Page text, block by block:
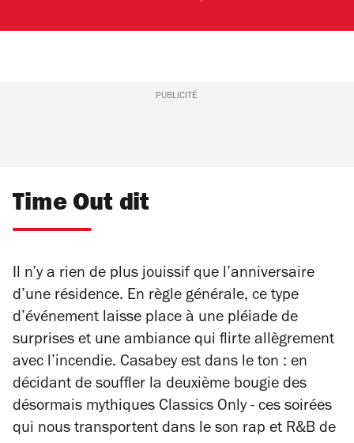
PUBLICITÉ
Time Out dit
Il n’y a rien de plus jouissif que l’anniversaire
d’une résidence. En règle générale, ce type
d’événement laisse place à une pléiade de
surprises et une ambiance qui flirte allègrement
avec l’incendie. Casabey est dans le ton : en
décidant de souffler la deuxième bougie des
désormais mythiques Classics Only - ces soirées
qui nous transportent dans le son rap et R&B de